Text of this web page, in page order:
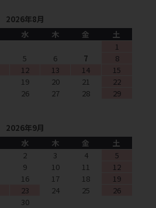
2026年8月
水 木 金
土
1
5 6 7
8
12 13 14
15
19 20 21
22
26 27 28
29
2026年9月
水 木 金
土
2 3 4
5
9 10 11
12
16 17 18
19
23 24 25
26
30